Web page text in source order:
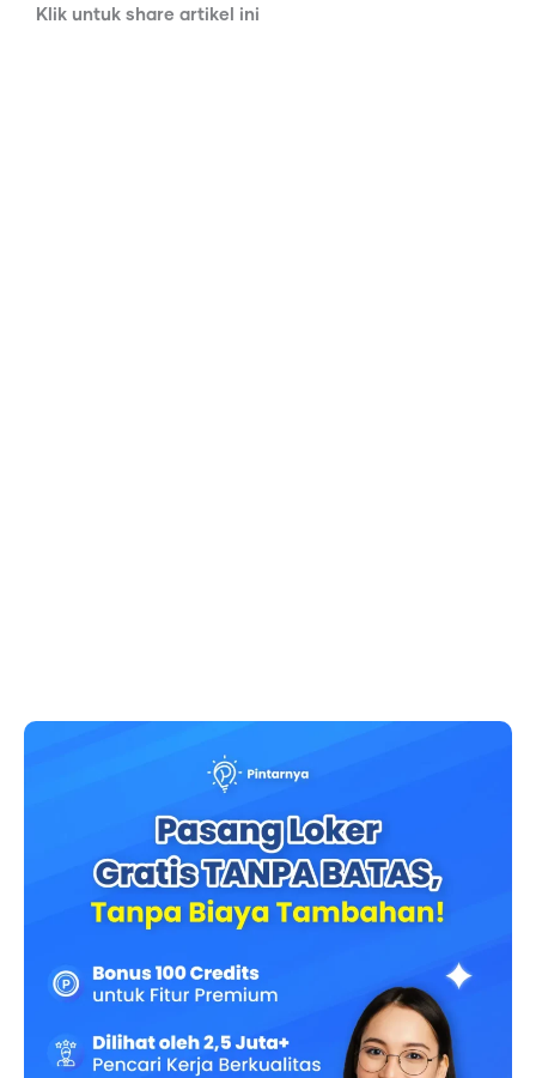
Klik untuk share artikel ini